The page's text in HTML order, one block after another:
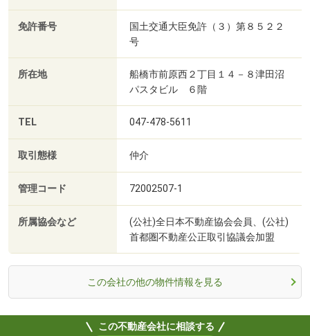
免許番号
国土交通大臣免許（３）第８５２２
号
所在地
船橋市前原西２丁目１４－８津田沼
パスタビル ６階
TEL 047-478-5611
取引態様 仲介
管理コード 72002507-1
所属協会など
(公社)全日本不動産協会会員、(公社)
首都圏不動産公正取引協議会加盟
この会社の他の物件情報を見る
この不動産会社に相談する